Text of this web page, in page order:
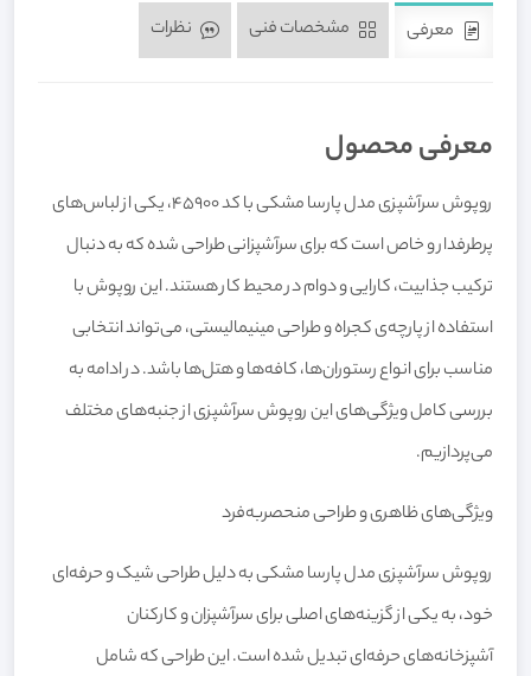
معرفی
معرفی محصول
روپوش سرآشپزی مدل پارسا مشکی با کد 45900، یکی از لباس‌های
پرطرفدار و خاص است که برای سرآشپزانی طراحی شده که به دنبال
ترکیب جذابیت، کارایی و دوام در محیط کار هستند. این روپوش با
استفاده از پارچه‌ی کجراه و طراحی مینیمالیستی، می‌تواند انتخابی
مناسب برای انواع رستوران‌ها، کافه‌ها و هتل‌ها باشد. در ادامه به
بررسی کامل ویژگی‌های این روپوش سرآشپزی از جنبه‌های مختلف
می‌پردازیم.
ویژگی‌های ظاهری و طراحی منحصربه‌فرد
روپوش سرآشپزی مدل پارسا مشکی به دلیل طراحی شیک و حرفه‌ای
خود، به یکی از گزینه‌های اصلی برای سرآشپزان و کارکنان
آشپزخانه‌های حرفه‌ای تبدیل شده است. این طراحی که شامل